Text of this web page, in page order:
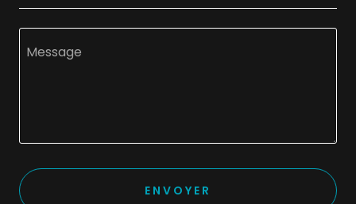
ENVOYER